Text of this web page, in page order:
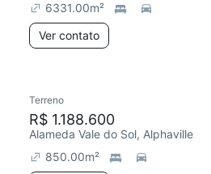
6331.00m²
Ver contato
Terreno
R$ 1.188.600
Alameda Vale do Sol, Alphaville
850.00m²